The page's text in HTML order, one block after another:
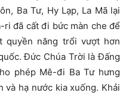
Ba Tư, Hy Lạp, La Mã lại
đã cất đi bức màn che để
quyền năng trổi vượt hơn
Đức Chúa Trời là Đấng
phép Mê-đi Ba Tư hưng
và hạ nước kia xuống. Khải